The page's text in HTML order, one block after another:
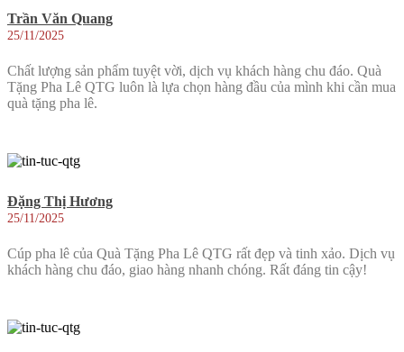
Trần Văn Quang
25/11/2025
Chất lượng sản phẩm tuyệt vời, dịch vụ khách hàng chu đáo. Quà
Tặng Pha Lê QTG luôn là lựa chọn hàng đầu của mình khi cần mua
quà tặng pha lê.
Đặng Thị Hương
25/11/2025
Cúp pha lê của Quà Tặng Pha Lê QTG rất đẹp và tinh xảo. Dịch vụ
khách hàng chu đáo, giao hàng nhanh chóng. Rất đáng tin cậy!